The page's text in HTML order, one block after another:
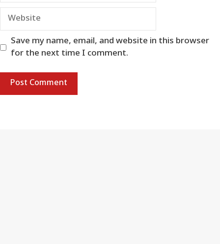
Website
Save my name, email, and website in this browser
for the next time I comment.